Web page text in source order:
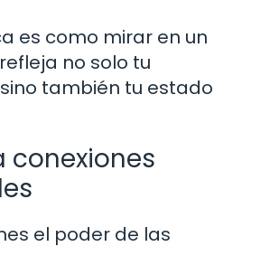
es como mirar en un
no solo tu
también tu estado
conexiones
el poder de las